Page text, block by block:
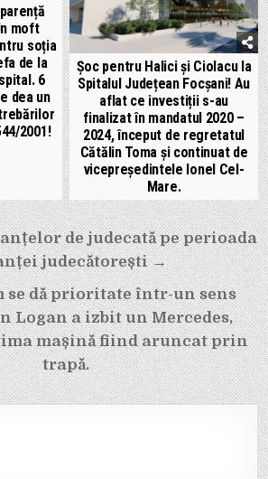
moft
soția
de la
6
dea un
2001!
Șoc pentru Halici și Ciolacu la
Spitalul Județean Focșani! Au
aflat ce investiții s-au
finalizat în mandatul 2020 –
2024, început de regretatul
Cătălin Toma și continuat de
vicepreședintele Ionel Cel-
Mare.
de judecată pe perioada
judecătorești →
se dă prioritate într-un sens
Logan a izbit un Mercedes,
mașină fiind aruncat prin
trapă.